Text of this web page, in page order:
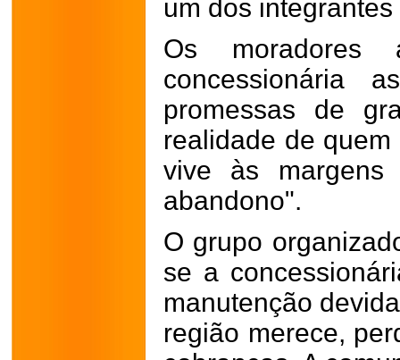
um dos
Os
concessionária
promessas de
realidade de
vive às
abandono".
O grupo
se a
manutenção
região merece,